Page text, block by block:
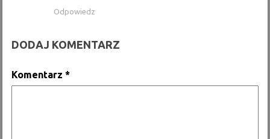
Odpowiedz
DODAJ KOMENTARZ
Komentarz*